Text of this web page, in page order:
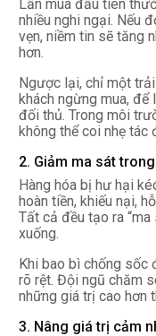
Lần mua đầu tiên
nhiều nghi ngại. Nếu
vẹn, niềm tin sẽ tăng
hơn.
Ngược lại, chỉ một
khách ngừng mua, để
đối thủ. Trong môi
không thể coi nhẹ tác
2. Giảm ma sát
Hàng hóa bị hư hại
hoàn tiền, khiếu nại,
Tất cả đều tạo ra
xuống.
Khi bao bì chống
rõ rệt. Đội ngũ chăm
những giá trị cao hơn
3. Nâng giá trị cảm